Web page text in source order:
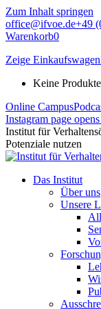
Zum Inhalt springen
office@ifvoe.de+49
Warenkorb0
Zeige Einkaufswagen
Keine
Online Campus
Instagram page
Institut für
Potenziale nutzen
Das Institut
Über uns
Unsere